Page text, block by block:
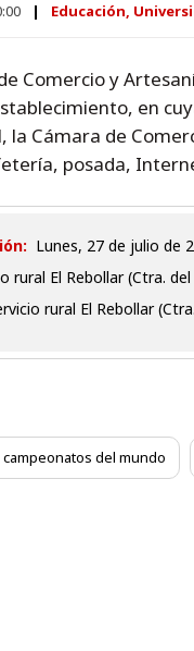
Educación,
Comercio y
en
la Cámara de
posada,
lunes, 27 de julio de
rural El Rebollar (Ctra.
rural El Rebollar
campeonatos del mundo